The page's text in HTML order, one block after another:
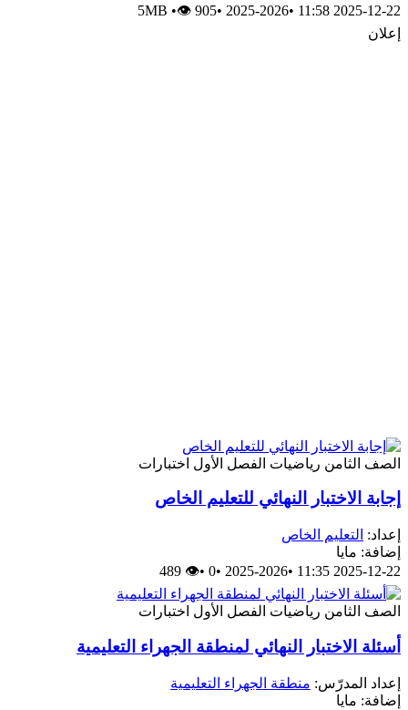
2025-12-22 11:58
•
2025-2026
•
5MB •👁 905
إعلان
الصف الثامن رياضيات الفصل الأول اختبارات
إجابة الاختبار النهائي للتعليم الخاص
إعداد: التعليم الخاص
إضافة: مايا
2025-12-22 11:35
•
2025-2026
•
0
•
👁 489
الصف الثامن رياضيات الفصل الأول اختبارات
أسئلة الاختبار النهائي لمنطقة الجهراء التعليمية
إعداد المدرّس: منطقة الجهراء التعليمية
إضافة: مايا